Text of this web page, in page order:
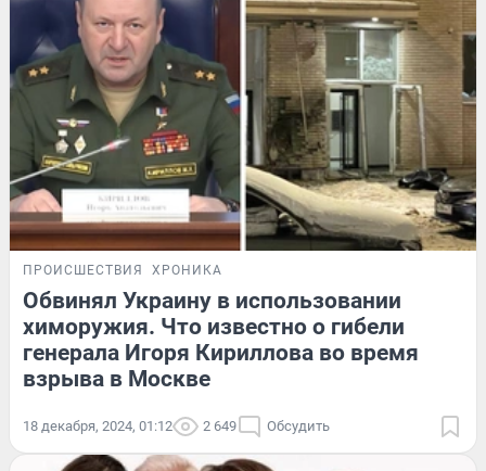
ПРОИСШЕСТВИЯ ХРОНИКА
Обвинял Украину в использовании
химоружия. Что известно о гибели
генерала Игоря Кириллова во время
взрыва в Москве
18 декабря, 2024, 01:12 2 649 Обсудить